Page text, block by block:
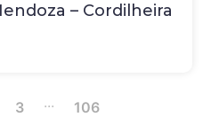
– Cordilheira
3 ... 106